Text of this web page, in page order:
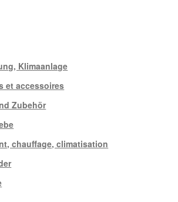
Klimaanlage
et accessoires
Zubehör
chauffage, climatisation